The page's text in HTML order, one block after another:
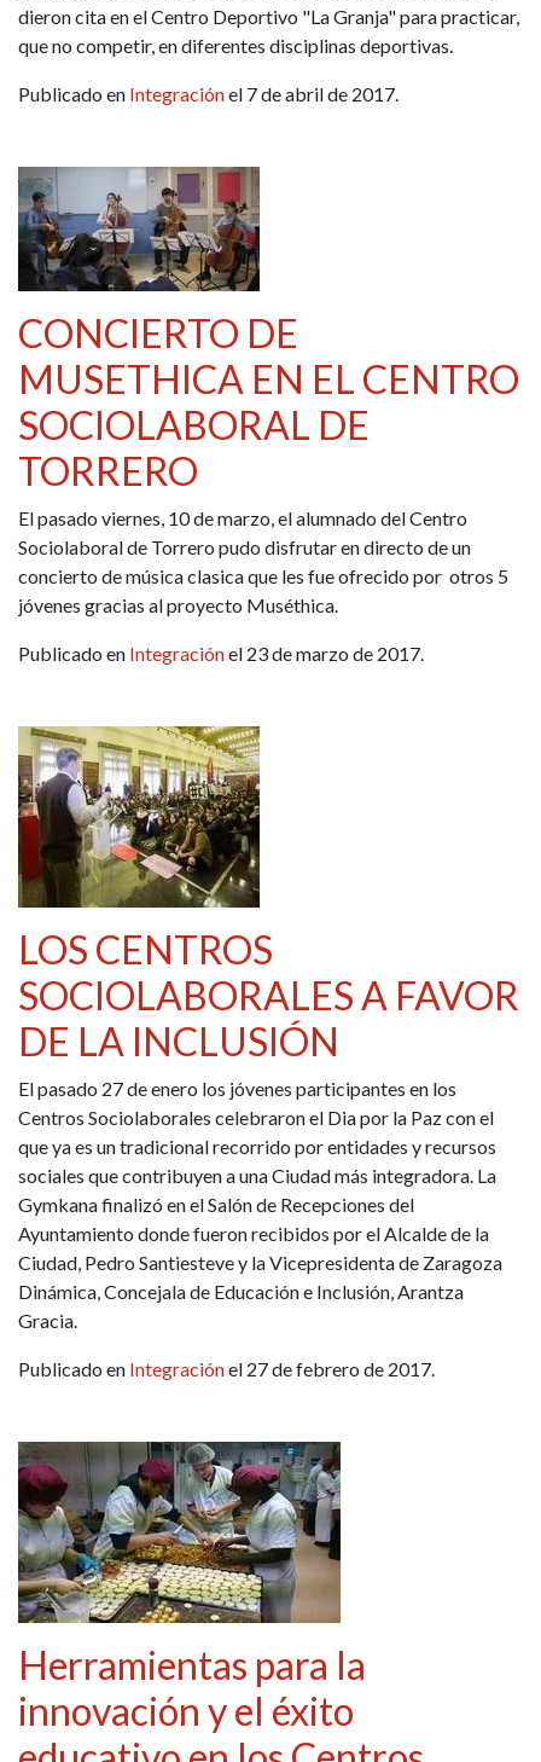
dieron cita en el Centro Deportivo "La Granja" para practicar,
que no competir, en diferentes disciplinas deportivas.
Publicado en Integraciónel 7 de abril de 2017.
CONCIERTO DE
MUSETHICA EN EL CENTRO
SOCIOLABORAL DE
TORRERO
El pasado viernes, 10 de marzo, el alumnado del Centro
Sociolaboral de Torrero pudo disfrutar en directo de un
concierto de música clasica que les fue ofrecido por otros 5
jóvenes gracias al proyecto Muséthica.
Publicado en Integraciónel 23 de marzo de 2017.
LOS CENTROS
SOCIOLABORALES A FAVOR
DE LA INCLUSIÓN
El pasado 27 de enero los jóvenes participantes en los
Centros Sociolaborales celebraron el Dia por la Paz con el
que ya es un tradicional recorrido por entidades y recursos
sociales que contribuyen a una Ciudad más integradora. La
Gymkana finalizó en el Salón de Recepciones del
Ayuntamiento donde fueron recibidos por el Alcalde de la
Ciudad, Pedro Santiesteve y la Vicepresidenta de Zaragoza
Dinámica, Concejala de Educación e Inclusión, Arantza
Gracia.
Publicado en Integraciónel 27 de febrero de 2017.
Herramientas para la
innovación y el éxito